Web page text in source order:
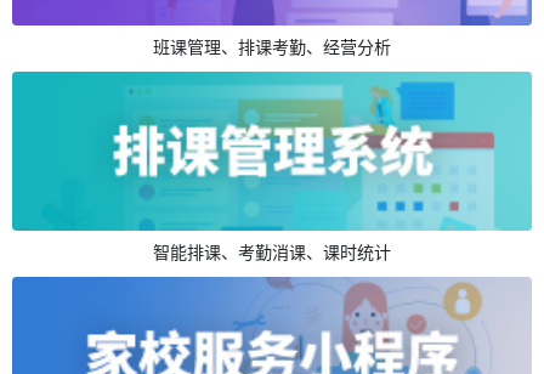
班课管理、排课考勤、经营分析
智能排课、考勤消课、课时统计